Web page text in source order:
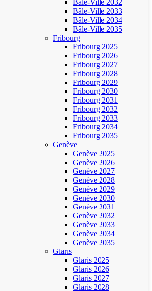
Bâle-Ville 2032
Bâle-Ville 2033
Bâle-Ville 2034
Bâle-Ville 2035
Fribourg
Fribourg 2025
Fribourg 2026
Fribourg 2027
Fribourg 2028
Fribourg 2029
Fribourg 2030
Fribourg 2031
Fribourg 2032
Fribourg 2033
Fribourg 2034
Fribourg 2035
Genève
Genève 2025
Genève 2026
Genève 2027
Genève 2028
Genève 2029
Genève 2030
Genève 2031
Genève 2032
Genève 2033
Genève 2034
Genève 2035
Glaris
Glaris 2025
Glaris 2026
Glaris 2027
Glaris 2028